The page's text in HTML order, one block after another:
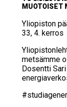
MUO­TOI­SET
Yli­opis­ton
33, 4. ker­ros
metsämme
Dosentti